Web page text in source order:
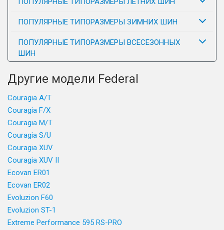
ПОПУЛЯРНЫЕ ТИПОРАЗМЕРЫ ЗИМНИХ ШИН
ПОПУЛЯРНЫЕ ТИПОРАЗМЕРЫ ВСЕСЕЗОННЫХ
ШИН
Другие модели Federal
Couragia A/T
Couragia F/X
Couragia M/T
Couragia S/U
Couragia XUV
Couragia XUV II
Ecovan ER01
Ecovan ER02
Evoluzion F60
Evoluzion ST-1
Extreme Performance 595 RS-PRO